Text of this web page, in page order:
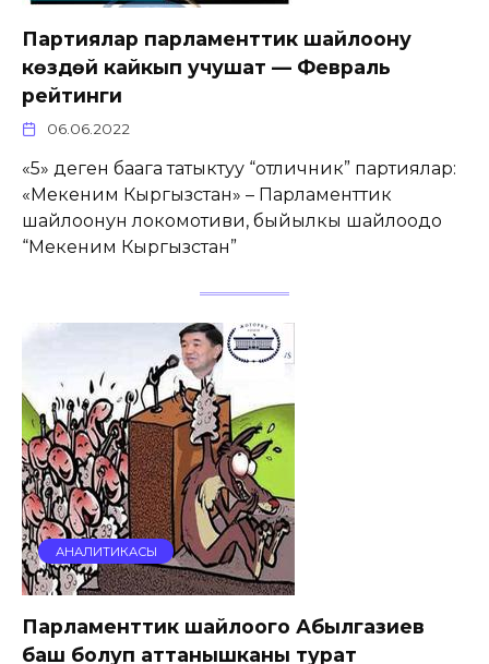
Партиялар парламенттик шайлоону
көздөй кайкып учушат — Февраль
рейтинги
06.06.2022
«5» деген баага татыктуу “отличник” партиялар:
«Мекеним Кыргызстан» – Парламенттик
шайлоонун локомотиви, быйылкы шайлоодо
“Мекеним Кыргызстан”
АНАЛИТИКАСЫ
Парламенттик шайлоого Абылгазиев
баш болуп аттанышканы турат